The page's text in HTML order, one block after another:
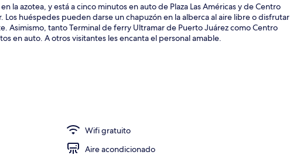
la azotea, y está a cinco minutos en auto de Plaza Las Américas y de Centro
Los huéspedes pueden darse un chapuzón en la alberca al aire libre o disfrutar
Asimismo, tanto Terminal de ferry Ultramar de Puerto Juárez como Centro
en auto. A otros visitantes les encanta el personal amable.
Wifi gratuito
Aire acondicionado